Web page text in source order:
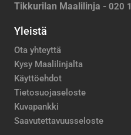
Tikkurilan Maalilinja - 020
Yleistä
Ota yhteyttä
Kysy Maalilinjalta
Käyttöehdot
Tietosuojaseloste
Kuvapankki
Saavutettavuusseloste